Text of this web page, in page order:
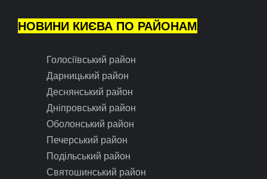
НОВИНИ КИЄВА ПО РАЙОНАМ
Голосіївський район
Дарницький район
Деснянський район
Дніпровський район
Оболонський район
Печерський район
Подільський район
Святошинський район